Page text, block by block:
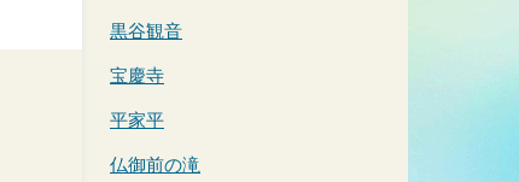
黒谷観音
宝慶寺
平家平
仏御前の滝